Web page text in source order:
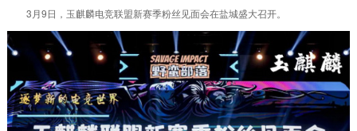
3月9日，玉麒麟电竞联盟新赛季粉丝见面会在盐城盛大召开。